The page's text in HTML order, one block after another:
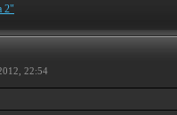
2"
22:54